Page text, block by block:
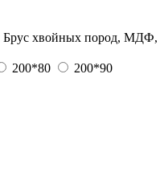
Брус хвойных пород, МДФ,
200*80
200*90